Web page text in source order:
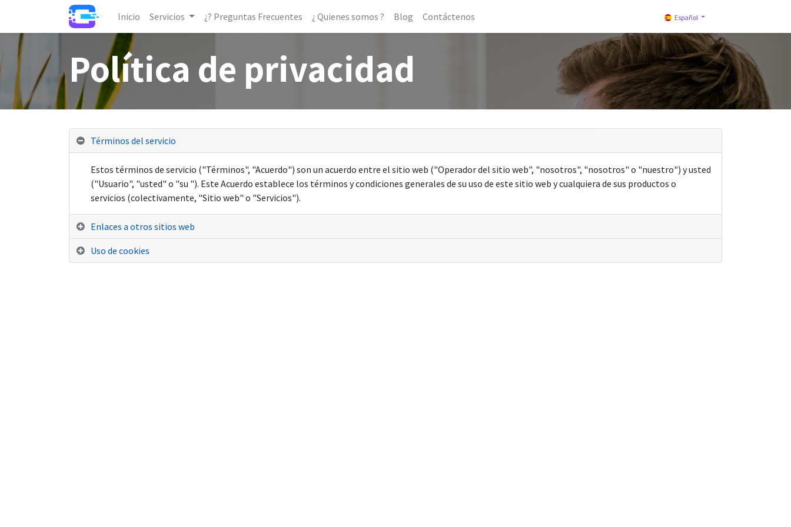
Inicio Servicios ¿? Preguntas Frecuentes ¿ Quienes somos ? Blog Contáctenos Español
Política de privacidad
Términos del servicio
Estos términos de servicio ("Términos", "Acuerdo") son un acuerdo entre el sitio web ("Operador del sitio web", "nosotros", "nosotros" o "nuestro") y usted
("Usuario", "usted" o "su "). Este Acuerdo establece los términos y condiciones generales de su uso de este sitio web y cualquiera de sus productos o
servicios (colectivamente, "Sitio web" o "Servicios").
Enlaces a otros sitios web
Uso de cookies